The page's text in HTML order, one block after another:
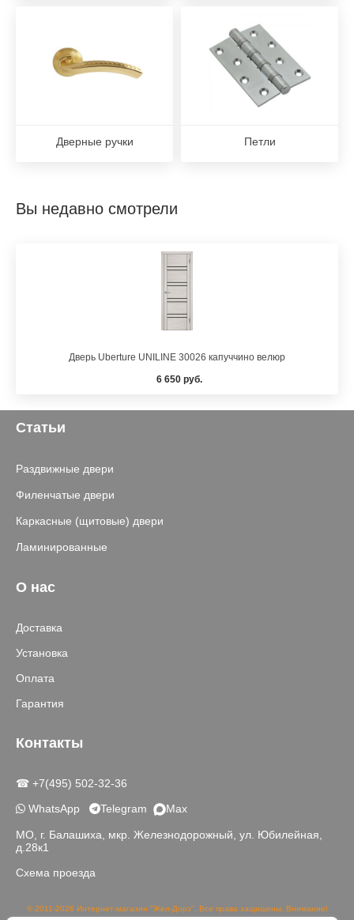
Дверные ручки Петли
Вы недавно смотрели
Дверь Uberture UNILINE 30026 капуччино велюр
6 650 руб.
Статьи
Раздвижные двери
Филенчатые двери
Каркасные (щитовые) двери
Ламинированные
О нас
Доставка
Установка
Оплата
Гарантия
Контакты
☎ +7(495) 502-32-36
WhatsApp
Telegram Max
МО, г. Балашиха, мкр. Железнодорожный, ул. Юбилейная,
д.28к1
Схема проезда
© 2011-2026 Интернет-магазин "Жел-Дорз". Все права защищены. Внимание!